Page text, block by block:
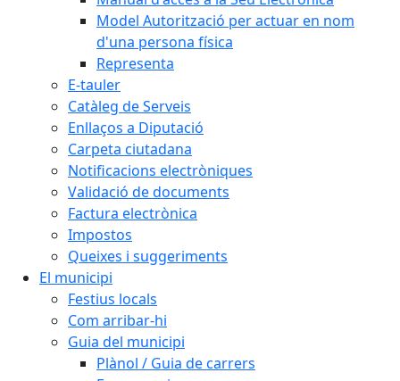
Model Autorització per actuar en nom
d'una persona física
Representa
E-tauler
Catàleg de Serveis
Enllaços a Diputació
Carpeta ciutadana
Notificacions electròniques
Validació de documents
Factura electrònica
Impostos
Queixes i suggeriments
El municipi
Festius locals
Com arribar-hi
Guia del municipi
Plànol / Guia de carrers